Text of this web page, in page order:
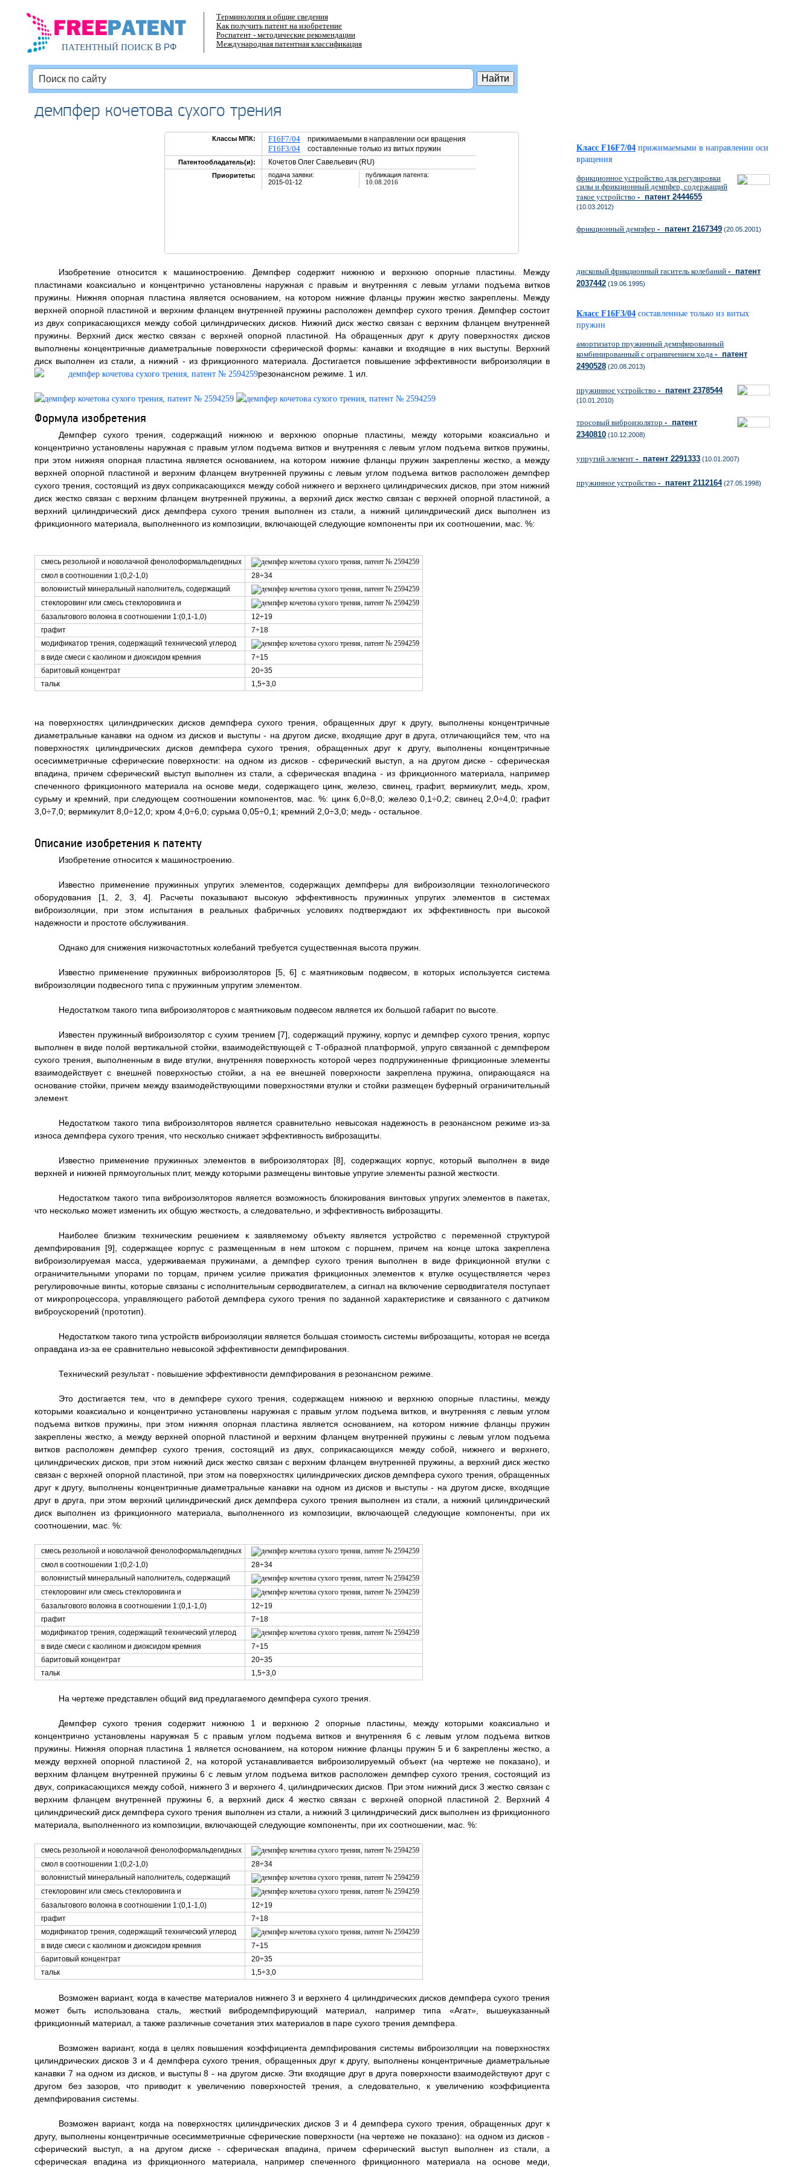
ПАТЕНТНЫЙ ПОИСКВ РФ
Терминология и общие сведения
Как получить патент на изобретение
Роспатент - методические рекомендации
Международная патентная классификация
демпфер кочетова сухого трения
Классы МПК: F16F7/04прижимаемыми в направлении оси вращения
F16F3/04составленные только из витых пружин
Патентообладатель(и): Кочетов Олег Савельевич (RU)
Приоритеты:
подача заявки:
2015-01-12
публикация патента:
10.08.2016
Изобретение относится к машиностроению. Демпфер содержит нижнюю и верхнюю опорные пластины. Между
пластинами коаксиально и концентрично установлены наружная с правым и внутренняя с левым углами подъема витков
пружины. Нижняя опорная пластина является основанием, на котором нижние фланцы пружин жестко закреплены. Между
верхней опорной пластиной и верхним фланцем внутренней пружины расположен демпфер сухого трения. Демпфер состоит
из двух соприкасающихся между собой цилиндрических дисков. Нижний диск жестко связан с верхним фланцем внутренней
пружины. Верхний диск жестко связан с верхней опорной пластиной. На обращенных друг к другу поверхностях дисков
выполнены концентричные диаметральные поверхности сферической формы: канавки и входящие в них выступы. Верхний
диск выполнен из стали, а нижний - из фрикционного материала. Достигается повышение эффективности виброизоляции в
резонансном режиме. 1 ил.
Формула изобретения
Демпфер сухого трения, содержащий нижнюю и верхнюю опорные пластины, между которыми коаксиально и
концентрично установлены наружная с правым углом подъема витков и внутренняя с левым углом подъема витков пружины,
при этом нижняя опорная пластина является основанием, на котором нижние фланцы пружин закреплены жестко, а между
верхней опорной пластиной и верхним фланцем внутренней пружины с левым углом подъема витков расположен демпфер
сухого трения, состоящий из двух соприкасающихся между собой нижнего и верхнего цилиндрических дисков, при этом нижний
диск жестко связан с верхним фланцем внутренней пружины, а верхний диск жестко связан с верхней опорной пластиной, а
верхний цилиндрический диск демпфера сухого трения выполнен из стали, а нижний цилиндрический диск выполнен из
фрикционного материала, выполненного из композиции, включающей следующие компоненты при их соотношении, мас. %:
смесь резольной и новолачной фенолоформальдегидных
смол в соотношении 1:(0,2-1,0)
28÷34
волокнистый минеральный наполнитель, содержащий
стеклоровинг или смесь стеклоровинга и
базальтового волокна в соотношении 1:(0,1-1,0)
12÷19
графит
7÷18
модификатор трения, содержащий технический углерод
в виде смеси с каолином и диоксидом кремния
7÷15
баритовый концентрат
20÷35
тальк
1,5÷3,0
на поверхностях цилиндрических дисков демпфера сухого трения, обращенных друг к другу, выполнены концентричные
диаметральные канавки на одном из дисков и выступы - на другом диске, входящие друг в друга, отличающийся тем, что на
поверхностях цилиндрических дисков демпфера сухого трения, обращенных друг к другу, выполнены концентричные
осесимметричные сферические поверхности: на одном из дисков - сферический выступ, а на другом диске - сферическая
впадина, причем сферический выступ выполнен из стали, а сферическая впадина - из фрикционного материала, например
спеченного фрикционного материала на основе меди, содержащего цинк, железо, свинец, графит, вермикулит, медь, хром,
сурьму и кремний, при следующем соотношении компонентов, мас. %: цинк 6,0÷8,0; железо 0,1÷0,2; свинец 2,0÷4,0; графит
3,0÷7,0; вермикулит 8,0÷12,0; хром 4,0÷6,0; сурьма 0,05÷0,1; кремний 2,0÷3,0; медь - остальное.
Описание изобретения к патенту
Изобретение относится к машиностроению.
Известно применение пружинных упругих элементов, содержащих демпферы для виброизоляции технологического
оборудования [1, 2, 3, 4]. Расчеты показывают высокую эффективность пружинных упругих элементов в системах
виброизоляции, при этом испытания в реальных фабричных условиях подтверждают их эффективность при высокой
надежности и простоте обслуживания.
Однако для снижения низкочастотных колебаний требуется существенная высота пружин.
Известно применение пружинных виброизоляторов [5, 6] с маятниковым подвесом, в которых используется система
виброизоляции подвесного типа с пружинным упругим элементом.
Недостатком такого типа виброизоляторов с маятниковым подвесом является их большой габарит по высоте.
Известен пружинный виброизолятор с сухим трением [7], содержащий пружину, корпус и демпфер сухого трения, корпус
выполнен в виде полой вертикальной стойки, взаимодействующей с Т-образной платформой, упруго связанной с демпфером
сухого трения, выполненным в виде втулки, внутренняя поверхность которой через подпружиненные фрикционные элементы
взаимодействует с внешней поверхностью стойки, а на ее внешней поверхности закреплена пружина, опирающаяся на
основание стойки, причем между взаимодействующими поверхностями втулки и стойки размещен буферный ограничительный
элемент.
Недостатком такого типа виброизоляторов является сравнительно невысокая надежность в резонансном режиме из-за
износа демпфера сухого трения, что несколько снижает эффективность виброзащиты.
Известно применение пружинных элементов в виброизоляторах [8], содержащих корпус, который выполнен в виде
верхней и нижней прямоугольных плит, между которыми размещены винтовые упругие элементы разной жесткости.
Недостатком такого типа виброизоляторов является возможность блокирования винтовых упругих элементов в пакетах,
что несколько может изменить их общую жесткость, а следовательно, и эффективность виброзащиты.
Наиболее близким техническим решением к заявляемому объекту является устройство с переменной структурой
демпфирования [9], содержащее корпус с размещенным в нем штоком с поршнем, причем на конце штока закреплена
виброизолируемая масса, удерживаемая пружинами, а демпфер сухого трения выполнен в виде фрикционной втулки с
ограничительными упорами по торцам, причем усилие прижатия фрикционных элементов к втулке осуществляется через
регулировочные винты, которые связаны с исполнительным серводвигателем, а сигнал на включение серводвигателя поступает
от микропроцессора, управляющего работой демпфера сухого трения по заданной характеристике и связанного с датчиком
виброускорений (прототип).
Недостатком такого типа устройств виброизоляции является большая стоимость системы виброзащиты, которая не всегда
оправдана из-за ее сравнительно невысокой эффективности демпфирования.
Технический результат - повышение эффективности демпфирования в резонансном режиме.
Это достигается тем, что в демпфере сухого трения, содержащем нижнюю и верхнюю опорные пластины, между
которыми коаксиально и концентрично установлены наружная с правым углом подъема витков, и внутренняя с левым углом
подъема витков пружины, при этом нижняя опорная пластина является основанием, на котором нижние фланцы пружин
закреплены жестко, а между верхней опорной пластиной и верхним фланцем внутренней пружины с левым углом подъема
витков расположен демпфер сухого трения, состоящий из двух, соприкасающихся между собой, нижнего и верхнего,
цилиндрических дисков, при этом нижний диск жестко связан с верхним фланцем внутренней пружины, а верхний диск жестко
связан с верхней опорной пластиной, при этом на поверхностях цилиндрических дисков демпфера сухого трения, обращенных
друг к другу, выполнены концентричные диаметральные канавки на одном из дисков и выступы - на другом диске, входящие
друг в друга, при этом верхний цилиндрический диск демпфера сухого трения выполнен из стали, а нижний цилиндрический
диск выполнен из фрикционного материала, выполненного из композиции, включающей следующие компоненты, при их
соотношении, мас. %:
смесь резольной и новолачной фенолоформальдегидных
смол в соотношении 1:(0,2-1,0)
28÷34
волокнистый минеральный наполнитель, содержащий
стеклоровинг или смесь стеклоровинга и
базальтового волокна в соотношении 1:(0,1-1,0)
12÷19
графит
7÷18
модификатор трения, содержащий технический углерод
в виде смеси с каолином и диоксидом кремния
7÷15
баритовый концентрат
20÷35
тальк
1,5÷3,0
На чертеже представлен общий вид предлагаемого демпфера сухого трения.
Демпфер сухого трения содержит нижнюю 1 и верхнюю 2 опорные пластины, между которыми коаксиально и
концентрично установлены наружная 5 с правым углом подъема витков и внутренняя 6 с левым углом подъема витков
пружины. Нижняя опорная пластина 1 является основанием, на котором нижние фланцы пружин 5 и 6 закреплены жестко, а
между верхней опорной пластиной 2, на которой устанавливается виброизолируемый объект (на чертеже не показано), и
верхним фланцем внутренней пружины 6 с левым углом подъема витков расположен демпфер сухого трения, состоящий из
двух, соприкасающихся между собой, нижнего 3 и верхнего 4, цилиндрических дисков. При этом нижний диск 3 жестко связан с
верхним фланцем внутренней пружины 6, а верхний диск 4 жестко связан с верхней опорной пластиной 2. Верхний 4
цилиндрический диск демпфера сухого трения выполнен из стали, а нижний 3 цилиндрический диск выполнен из фрикционного
материала, выполненного из композиции, включающей следующие компоненты, при их соотношении, мас. %:
смесь резольной и новолачной фенолоформальдегидных
смол в соотношении 1:(0,2-1,0)
28÷34
волокнистый минеральный наполнитель, содержащий
стеклоровинг или смесь стеклоровинга и
базальтового волокна в соотношении 1:(0,1-1,0)
12÷19
графит
7÷18
модификатор трения, содержащий технический углерод
в виде смеси с каолином и диоксидом кремния
7÷15
баритовый концентрат
20÷35
тальк
1,5÷3,0
Возможен вариант, когда в качестве материалов нижнего 3 и верхнего 4 цилиндрических дисков демпфера сухого трения
может быть использована сталь, жесткий вибродемпфирующий материал, например типа «Агат», вышеуказанный
фрикционный материал, а также различные сочетания этих материалов в паре сухого трения демпфера.
Возможен вариант, когда в целях повышения коэффициента демпфирования системы виброизоляции на поверхностях
цилиндрических дисков 3 и 4 демпфера сухого трения, обращенных друг к другу, выполнены концентричные диаметральные
канавки 7 на одном из дисков, и выступы 8 - на другом диске. Эти входящие друг в друга поверхности взаимодействуют друг с
другом без зазоров, что приводит к увеличению поверхностей трения, а следовательно, к увеличению коэффициента
демпфирования системы.
Возможен вариант, когда на поверхностях цилиндрических дисков 3 и 4 демпфера сухого трения, обращенных друг к
другу, выполнены концентричные осесимметричные сферические поверхности (на чертеже не показано): на одном из дисков -
сферический выступ, а на другом диске - сферическая впадина, причем сферический выступ выполнен из стали, а
сферическая впадина из фрикционного материала, например спеченного фрикционного материала на основе меди,
Класс F16F7/04 прижимаемыми в направлении оси
вращения
фрикционное устройство для регулировки
силы и фрикционный демпфер, содержащий
такое устройство - патент 2444655
(10.03.2012)
фрикционный демпфер - патент 2167349 (20.05.2001)
дисковый фрикционный гаситель колебаний - патент
2037442 (19.06.1995)
Класс F16F3/04 составленные только из витых
пружин
амортизатор пружинный демпфированный
комбинированный с ограничением хода - патент
2490528 (20.08.2013)
пружинное устройство - патент 2378544
(10.01.2010)
тросовый виброизолятор - патент
2340810 (10.12.2008)
упругий элемент - патент 2291333 (10.01.2007)
пружинное устройство - патент 2112164(27.05.1998)